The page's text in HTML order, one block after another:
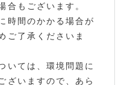
合もございます。
時間のかかる場合が
ご了承くださいま
いては、環境問題に
ざいますので、あら